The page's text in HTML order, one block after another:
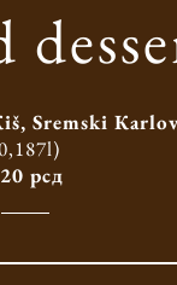
Sremski
рсд